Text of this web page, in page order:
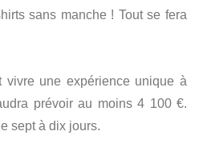
sans manche ! Tout se fera
vivre une expérience unique à
prévoir au moins 4 100 €.
sept à dix jours.